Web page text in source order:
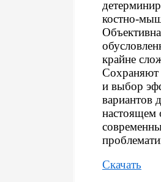
костно-
крайне
Сохраняют
и выбор
вариантов
настоящем
Скачать